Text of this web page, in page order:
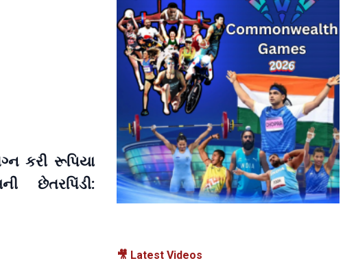
કરી રૂપિયા
છેતરપિંડી:
🎥 Latest Videos